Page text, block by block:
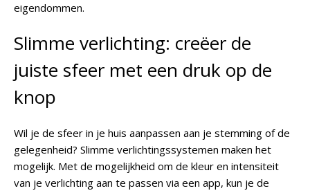
eigendommen.
Slimme verlichting: creëer de
juiste sfeer met een druk op de
knop
Wil je de sfeer in je huis aanpassen aan je stemming of de
gelegenheid? Slimme verlichtingssystemen maken het
mogelijk. Met de mogelijkheid om de kleur en intensiteit
van je verlichting aan te passen via een app, kun je de